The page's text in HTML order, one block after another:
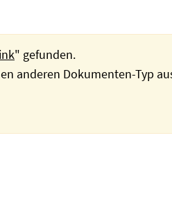
" gefunden.
anderen Dokumenten-Typ